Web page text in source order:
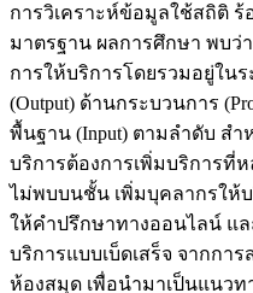
การวิเคราะห์ข้อมูลใช้สถิติ ร้
มาตรฐาน ผลการศึกษา พบว่
การให้บริการโดยรวมอยู่ใน
(Output) ด้านกระบวนการ
พื้นฐาน (Input) ตามลำดับ ส
บริการต้องการเพิ่มบริการที่
ไม่พบบนชั้น เพิ่มบุคลากรให้
ให้คำปรึกษาทางออนไลน์ แ
บริการแบบเบ็ดเสร็จ จากกา
ห้องสมุด เพื่อนำมาเป็นแนว